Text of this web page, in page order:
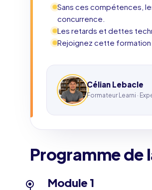
Sans ces compétences,
concurrence.
Les retards et dettes
Rejoignez cette formation
Célian Lebacle
Formateur Learni ·
Programme de
Module 1